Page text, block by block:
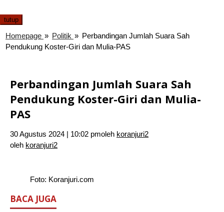
tutup
Homepage » Politik » Perbandingan Jumlah Suara Sah
Pendukung Koster-Giri dan Mulia-PAS
Perbandingan Jumlah Suara Sah
Pendukung Koster-Giri dan Mulia-
PAS
30 Agustus 2024 | 10:02 pmoleh koranjuri2
oleh koranjuri2
Foto: Koranjuri.com
BACA JUGA